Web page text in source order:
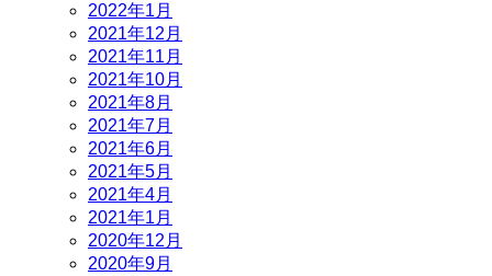
2022年1月
2021年12月
2021年11月
2021年10月
2021年8月
2021年7月
2021年6月
2021年5月
2021年4月
2021年1月
2020年12月
2020年9月